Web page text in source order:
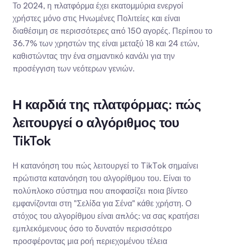
Το 2024, η πλατφόρμα έχει εκατομμύρια ενεργοί
χρήστες μόνο στις Ηνωμένες Πολιτείες και είναι
διαθέσιμη σε περισσότερες από 150 αγορές. Περίπου το
36.7% των χρηστών της είναι μεταξύ 18 και 24 ετών,
καθιστώντας την ένα σημαντικό κανάλι για την
προσέγγιση των νεότερων γενιών.
Η καρδιά της πλατφόρμας: πώς
λειτουργεί ο αλγόριθμος του
TikTok
Η κατανόηση του πώς λειτουργεί το TikTok σημαίνει
πρώτιστα κατανόηση του αλγορίθμου του. Είναι το
πολύπλοκο σύστημα που αποφασίζει ποια βίντεο
εμφανίζονται στη "Σελίδα για Σένα" κάθε χρήστη. Ο
στόχος του αλγορίθμου είναι απλός: να σας κρατήσει
εμπλεκόμενους όσο το δυνατόν περισσότερο
προσφέροντας μια ροή περιεχομένου τέλεια